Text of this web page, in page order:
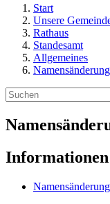
Start
Unsere
Rathaus
Standesamt
Allgemeines
Namensänderung